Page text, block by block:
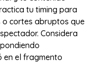
tu timing para
o cortes abruptos que
Considera
en el fragmento